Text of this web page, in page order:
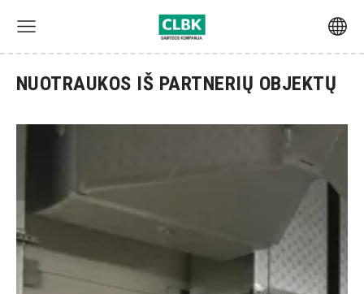
NUOTRAUKOS IŠ PARTNERIŲ OBJEKTŲ